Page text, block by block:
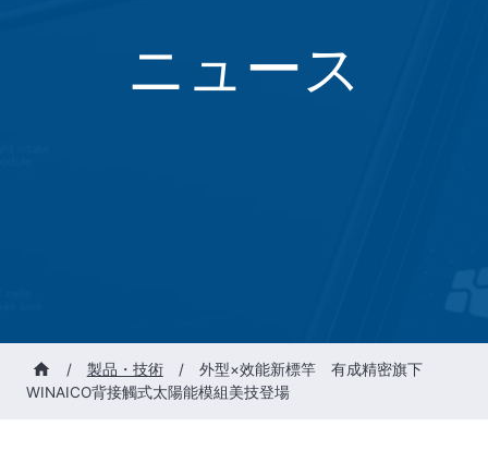
ニュース
/ 製品・技術 /
外型×效能新標竿 有成精密旗下
WINAICO背接觸式太陽能模組美技登場